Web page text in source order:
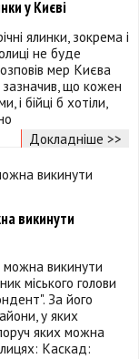
у Києві
ялинки, зокрема і
не буде
мер Києва
зазначив, що кожен
і бійці б хотіли,
Докладніше >>
викинути
можна викинути
міського голови
За його
у яких
яких можна
Каскад: